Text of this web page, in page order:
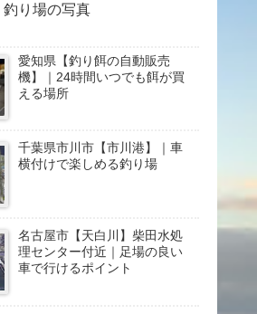
釣り場の写真
愛知県【釣り餌の自動販売
機】｜24時間いつでも餌が買
える場所
千葉県市川市【市川港】｜車
横付けで楽しめる釣り場
名古屋市【天白川】柴田水処
理センター付近｜足場の良い
車で行けるポイント